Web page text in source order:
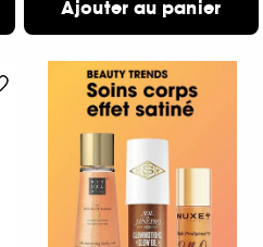
Ajouter au panier